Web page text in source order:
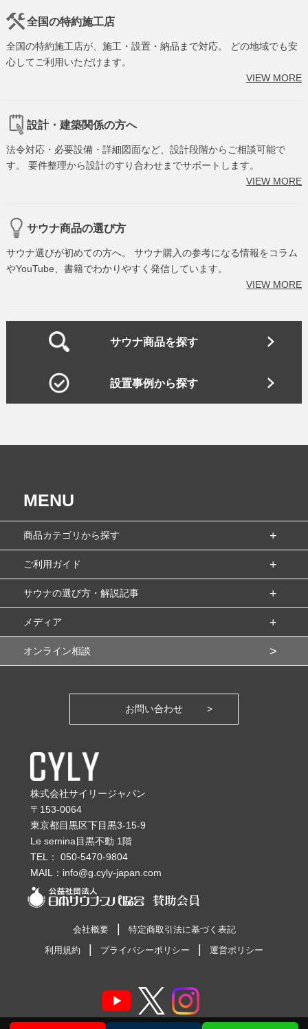
全国の特約施工店
全国の特約施工店が、施工・設置・納品まで対応。 どの地域でも安
心してご利用いただけます。
VIEW MORE
設計・建築関係の方へ
法令対応・必要設備・詳細図面など、設計段階からご相談可能で
す。 要件整理から設計のすり合わせまでサポートします。
VIEW MORE
サウナ商品の選び方
サウナ選びが初めての方へ。 サウナ購入の参考になる情報をコラム
やYouTube、書籍でわかりやすく発信しています。
VIEW MORE
サウナ商品を探す
設置事例から探す
MENU
商品カテゴリから探す
ご利用ガイド
サウナの選び方・解説記事
メディア
オンライン相談
お問い合わせ
株式会社サイリージャパン
〒153-0064
東京都目黒区下目黒3-15-9
Le semina目黒不動 1階
TEL： 050-5470-9804
MAIL： info@g.cyly-japan.com
会社概要
特定商取引法に基づく表記
利用規約
プライバシーポリシー 運営ポリシー